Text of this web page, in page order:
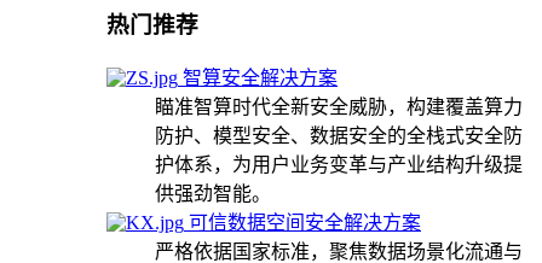
热门推荐
智算安全解决方案
瞄准智算时代全新安全威胁，构建覆盖算力
防护、模型安全、数据安全的全栈式安全防
护体系，为用户业务变革与产业结构升级提
供强劲智能。
可信数据空间安全解决方案
严格依据国家标准，聚焦数据场景化流通与